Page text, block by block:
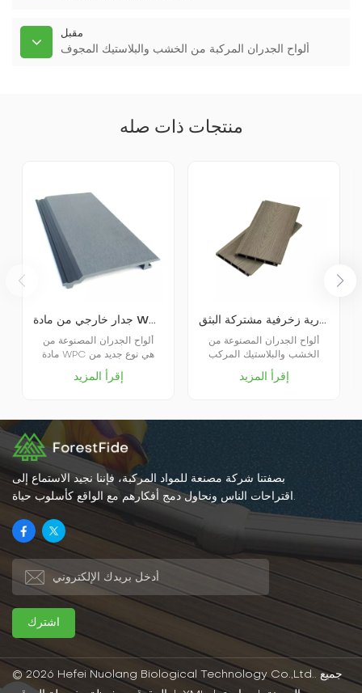
مقبل
ألواح الجدران المركبة من الخشب والبلاستيك المجوف
منتجات ذات صله
جدار خارجي من مادة WPC، كسوة جدارية زخرفية
ألواح الجدران المصنوعة من
مادة WPC هي نوع جديد من
مواد الديكور الصديقة للبيئة، وهي
مصنوعة بشكل أساسي من
ممزوجة بمواد البوليمر الحراري
(البلاستيك) ومواد مساعدة في
المعالجة وما إلى ذلك، ثم يتم
تسخينها وبثقها من خلال معدات
القوالب وتصنيعها.
إقرأ المزيد
ألواح جدارية مجوفة للحدائق، كسوة جدارية زخرفية مشتركة البثق
ألواح الجدران المصنوعة من
الخشب والبلاستيك المركب
البناء يجمع بين مزايا الخشب
إقرأ المزيد
بصفتنا شركة مصنعة للمواد المركبة، فإننا نجيد الاستماع إلى
اقتراحات الناس ونحاول دمج أفكارهم مع الواقع كأسلوب حياة.
© 2026 Hefei Nuolang Biological Technology Co.,Ltd.. جميع